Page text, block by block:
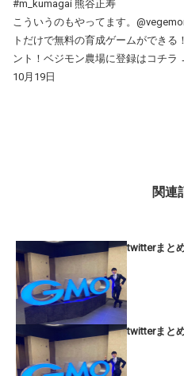
#m_kumagai 熊谷正寿
こういうのもやってます。
トだけで無料の育成ゲームができ
ント！ベジモン農場に登録はコチラ
10月19日
関連
twitterまと
twitterまと